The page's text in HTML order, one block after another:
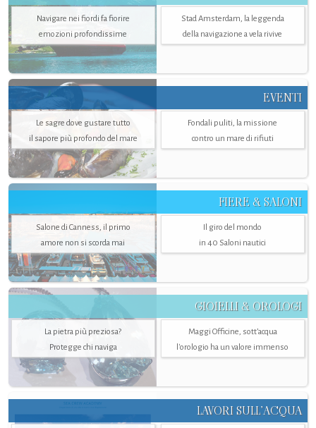
Navigare nei fiordi fa fiorire
emozioni profondissime
Stad Amsterdam, la leggenda
della navigazione a vela rivive
EVENTI
Le sagre dove gustare tutto
il sapore più profondo del mare
Fondali puliti, la missione
contro un mare di rifiuti
FIERE & SALONI
Salone di Canness, il primo
amore non si scorda mai
Il giro del mondo
in 40 Saloni nautici
GIOIELLI & OROLOGI
La pietra più preziosa?
Protegge chi naviga
Maggi Officine, sott’acqua
l'orologio ha un valore immenso
LAVORI SULL’ACQUA